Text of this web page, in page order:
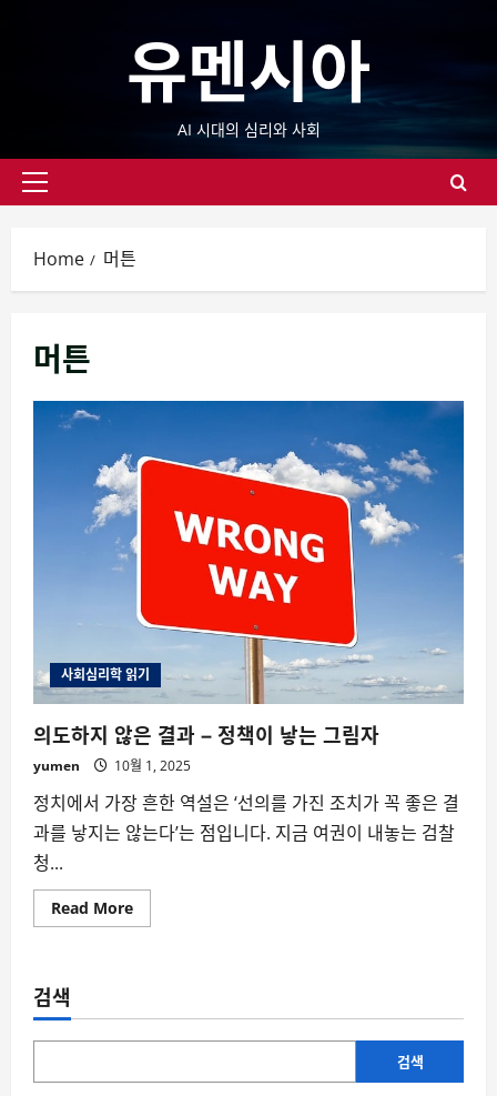
유멘시아
AI 시대의 심리와 사회
Primary
Home 머튼
머튼
사회심리학 읽기
의도하지 않은 결과 – 정책이 낳는 그림자
yumen 10월 1, 2025
정치에서 가장 흔한 역설은 ‘선의를 가진 조치가 꼭 좋은 결
과를 낳지는 않는다’는 점입니다. 지금 여권이 내놓는 검찰
청...
Read MoreRead
more
않
결
–
검색
검색